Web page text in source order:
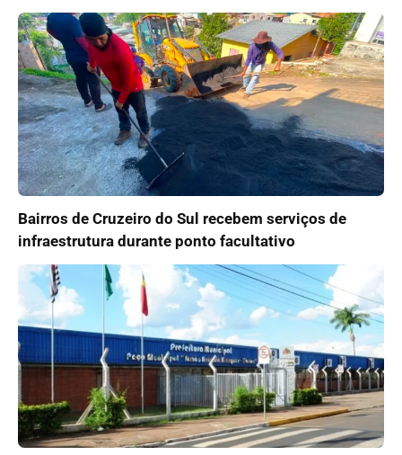
Bairros de Cruzeiro do Sul recebem serviços de
infraestrutura durante ponto facultativo